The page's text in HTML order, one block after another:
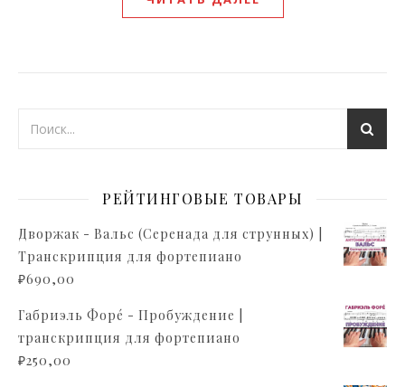
РЕЙТИНГОВЫЕ ТОВАРЫ
Дворжак - Вальс (Серенада для струнных) |
Транскрипция для фортепиано
₽690,00
Габриэль Форé - Пробуждение |
транскрипция для фортепиано
₽250,00